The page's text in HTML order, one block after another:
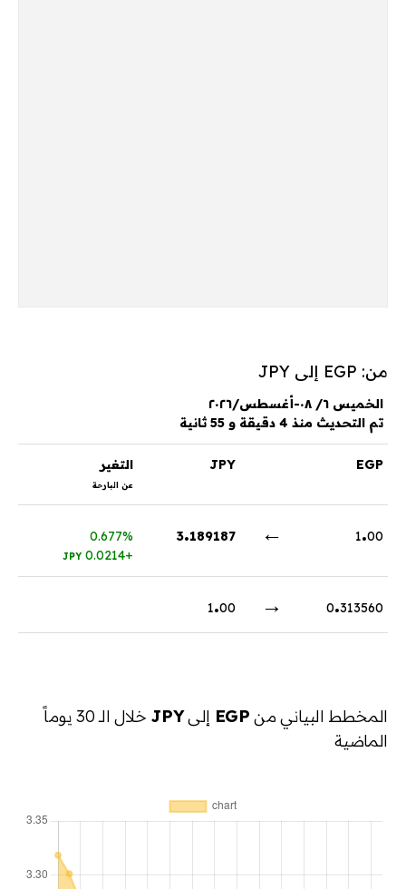
من: EGP إلى JPY
الخميس ٦/ ٠٨-أغسطس/٢٠٢٦
تم التحديث منذ 4 دقيقة و 55 ثانية
EGP
JPY التغير
عن البارحة
1.00
←
3.189187
0.677%
+0.0214
JPY
0.313560
→
1.00
المخطط البياني من EGP إلىJPY
خلال الـ 30 يوماً
الماضية